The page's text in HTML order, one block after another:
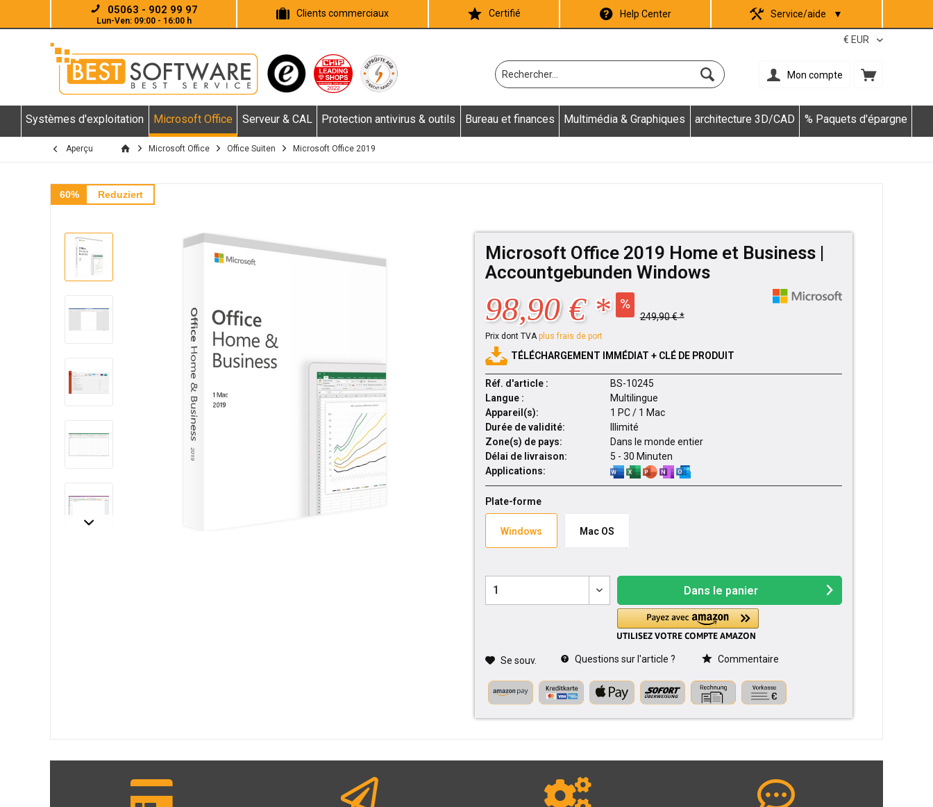
05063 - 902 99 97
Lun-Ven: 09:00 - 16:00 h
Clients commerciaux Certifié Help Center Service/aide ▼
Mon compte
Systèmes d'exploitation Microsoft Office Serveur & CAL Protection antivirus & outils Bureau et finances Multimédia & Graphiques architecture 3D/CAD % Paquets d'épargne
Aperçu Microsoft Office Office Suiten Microsoft Office 2019
60% Reduziert
Microsoft Office 2019 Home et Business |
Accountgebunden Windows
98,90 € * 249,90 € *
Prix dont TVAplus frais de port
TÉLÉCHARGEMENT IMMÉDIAT + CLÉ DE PRODUIT
Réf. d'article :
BS-10245
Langue :
Multilingue
Appareil(s):
1 PC / 1 Mac
Durée de validité:
Illimité
Zone(s) de pays:
Dans le monde entier
Délai de livraison:
5 - 30 Minuten
Applications:
Plate-forme
Windows Mac OS
Dans le panier
Se souv. Questions sur l'article ? Commentaire